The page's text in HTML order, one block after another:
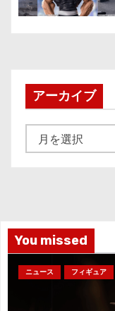
アーカイブ
ー
You missed
ニュース フィギュア